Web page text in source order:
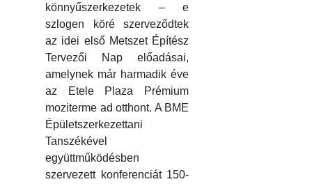
könnyűszerkezetek – e
szlogen köré szerveződtek
az idei első Metszet Építész
Tervezői Nap előadásai,
amelynek már harmadik éve
az Etele Plaza Prémium
moziterme ad otthont. A BME
Épületszerkezettani
Tanszékével
együttműködésben
szervezett konferenciát 150-